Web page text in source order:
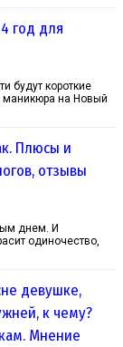
год для
будут короткие
маникюра на Новый
Плюсы и
отзывы
днем. И
одиночество,
девушке,
к чему?
Мнение